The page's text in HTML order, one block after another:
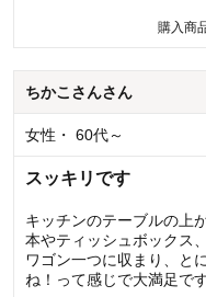
購入商
ちかこさんさん
女性 ・ 60代～
スッキリです
キッチンのテーブルの上
本やティッシュボックス
ワゴン一つに収まり、と
ね！って感じで大満足で